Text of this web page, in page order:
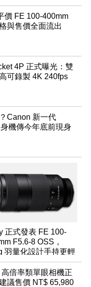
價 FE 100-400mm
與售價全面流出
4P 正式曝光：雙
可錄製 4K 240fps
Canon 新一代
機傳今年底前現身
正式發表 FE 100-
F5.6-8 OSS，
羽量化設計手持更輕
倍率類單眼相機正
議售價 NT$ 65,980